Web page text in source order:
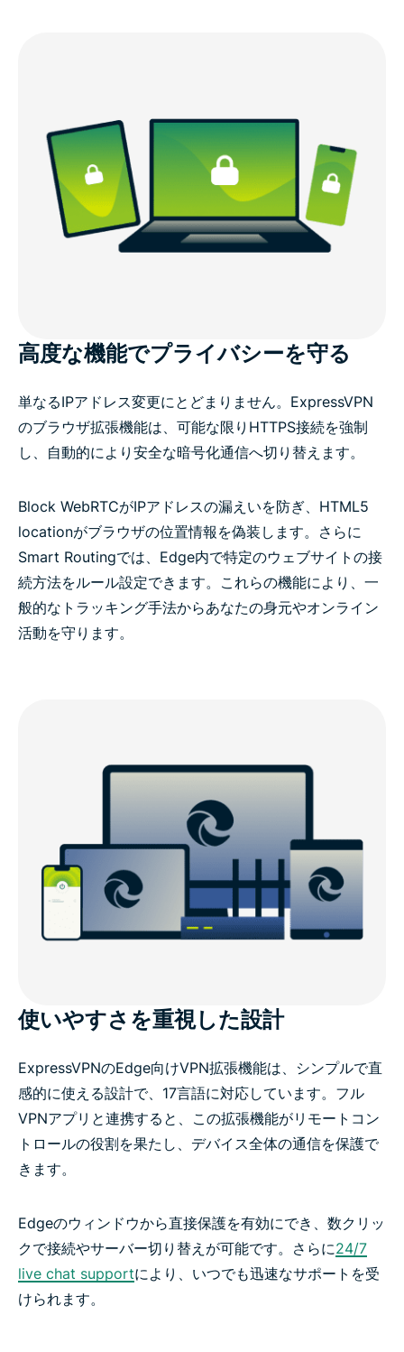
高度な機能でプライバシーを守る
単なるIPアドレス変更にとどまりません。ExpressVPN
のブラウザ拡張機能は、可能な限りHTTPS接続を強制
し、自動的により安全な暗号化通信へ切り替えます。
Block WebRTCがIPアドレスの漏えいを防ぎ、HTML5
locationがブラウザの位置情報を偽装します。さらに
Smart Routingでは、Edge内で特定のウェブサイトの接
続方法をルール設定できます。これらの機能により、一
般的なトラッキング手法からあなたの身元やオンライン
活動を守ります。
使いやすさを重視した設計
ExpressVPNのEdge向けVPN拡張機能は、シンプルで直
感的に使える設計で、17言語に対応しています。フル
VPNアプリと連携すると、この拡張機能がリモートコン
トロールの役割を果たし、デバイス全体の通信を保護で
きます。
Edgeのウィンドウから直接保護を有効にでき、数クリッ
クで接続やサーバー切り替えが可能です。さらに24/7
live chat supportにより、いつでも迅速なサポートを受
けられます。